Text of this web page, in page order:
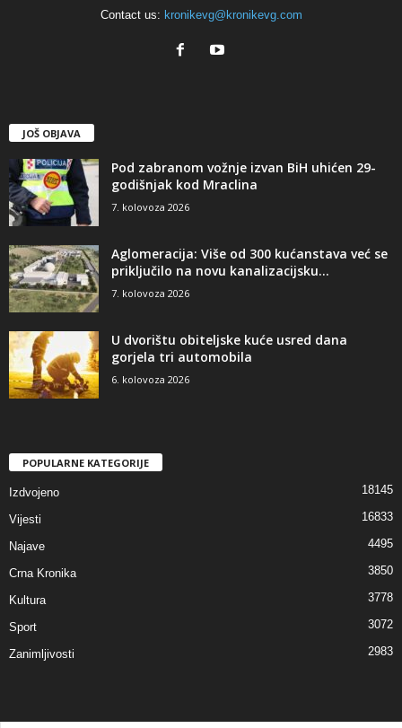
Contact us: kronikevg@kronikevg.com
JOŠ OBJAVA
Pod zabranom vožnje izvan BiH uhićen 29-
godišnjak kod Mraclina
7. kolovoza 2026
Aglomeracija: Više od 300 kućanstava već se
priključilo na novu kanalizacijsku...
7. kolovoza 2026
U dvorištu obiteljske kuće usred dana
gorjela tri automobila
6. kolovoza 2026
POPULARNE KATEGORIJE
Izdvojeno 18145
Vijesti 16833
Najave 4495
Crna Kronika 3850
Kultura 3778
Sport 3072
Zanimljivosti 2983